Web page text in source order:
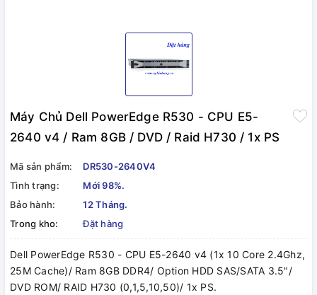
Máy Chủ Dell PowerEdge R530 - CPU E5-
2640 v4 / Ram 8GB / DVD / Raid H730 / 1x PS
Mã sản phẩm:
DR530-2640V4
Tình trạng:
Mới 98%.
Bảo hành:
12 Tháng.
Trong kho:
Đặt hàng
Dell PowerEdge R530 - CPU E5-2640 v4 (1x 10 Core 2.4Ghz,
25M Cache)/ Ram 8GB DDR4/ Option HDD SAS/SATA 3.5"/
DVD ROM/ RAID H730 (0,1,5,10,50)/ 1x PS.